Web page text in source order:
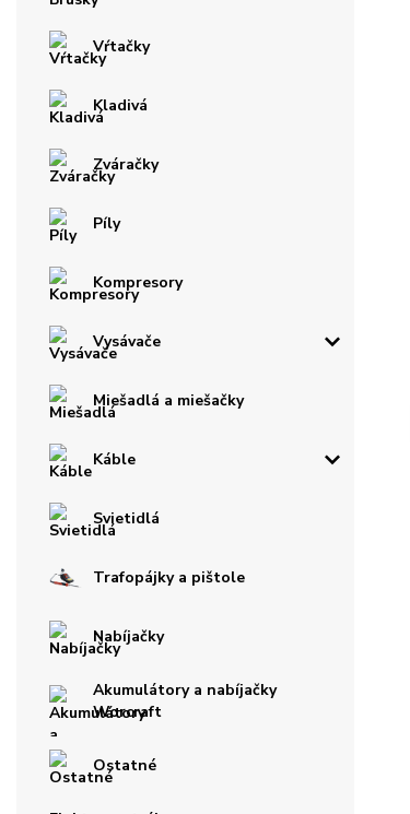
Vŕtačky
Kladivá
Zváračky
Píly
Kompresory
Vysávače
Miešadlá a miešačky
Káble
Svietidlá
Trafopájky a pištole
Nabíjačky
Akumulátory a nabíjačky
Worcraft
Ostatné